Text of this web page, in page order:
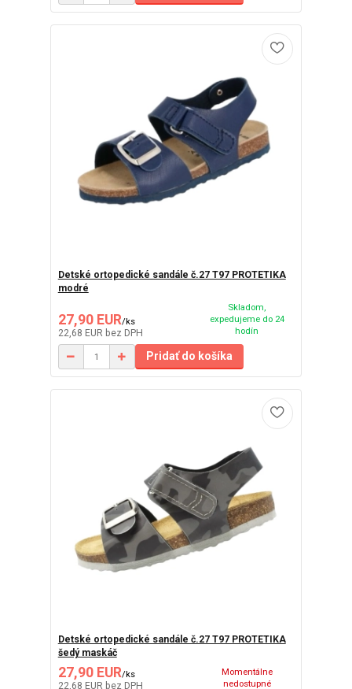
Detské ortopedické sandále č.27 T97 PROTETIKA
modré
27,90 EUR/ks
22,68 EUR bez DPH
Skladom,
expedujeme do 24
hodín
Pridať do košíka
Detské ortopedické sandále č.27 T97 PROTETIKA
šedý maskáč
27,90 EUR/ks
22,68 EUR bez DPH
Momentálne
nedostupné